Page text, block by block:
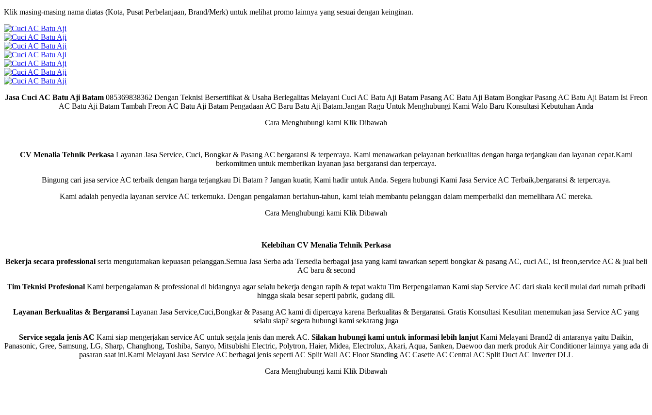
Klik masing-masing nama diatas (Kota, Pusat Perbelanjaan, Brand/Merk) untuk melihat promo lainnya yang sesuai dengan keinginan.
Jasa Cuci AC Batu Aji Batam 085369838362 Dengan Teknisi Bersertifikat & Usaha Berlegalitas Melayani Cuci AC Batu Aji Batam Pasang AC Batu Aji Batam Bongkar Pasang AC Batu Aji Batam Isi Freon
AC Batu Aji Batam Tambah Freon AC Batu Aji Batam Pengadaan AC Baru Batu Aji Batam.Jangan Ragu Untuk Menghubungi Kami Walo Baru Konsultasi Kebutuhan Anda
Cara Menghubungi kami Klik Dibawah
CV Menalia Tehnik Perkasa Layanan Jasa Service, Cuci, Bongkar & Pasang AC bergaransi & terpercaya. Kami menawarkan pelayanan berkualitas dengan harga terjangkau dan layanan cepat.Kami
berkomitmen untuk memberikan layanan jasa bergaransi dan terpercaya.
Bingung cari jasa service AC terbaik dengan harga terjangkau Di Batam ? Jangan kuatir, Kami hadir untuk Anda. Segera hubungi Kami Jasa Service AC Terbaik,bergaransi & terpercaya.
Kami adalah penyedia layanan service AC terkemuka. Dengan pengalaman bertahun-tahun, kami telah membantu pelanggan dalam memperbaiki dan memelihara AC mereka.
Cara Menghubungi kami Klik Dibawah
Kelebihan CV Menalia Tehnik Perkasa
Bekerja secara professionalserta mengutamakan kepuasan pelanggan.Semua Jasa Serba ada Tersedia berbagai jasa yang kami tawarkan seperti bongkar & pasang AC, cuci AC, isi freon,service AC & jual beli
AC baru & second
Tim Teknisi Profesional Kami berpengalaman & professional di bidangnya agar selalu bekerja dengan rapih & tepat waktu Tim Berpengalaman Kami siap Service AC dari skala kecil mulai dari rumah pribadi
hingga skala besar seperti pabrik, gudang dll.
Layanan Berkualitas & Bergaransi Layanan Jasa Service,Cuci,Bongkar & Pasang AC kami di dipercaya karena Berkualitas & Bergaransi. Gratis Konsultasi Kesulitan menemukan jasa Service AC yang
selalu siap? segera hubungi kami sekarang juga
Service segala jenis AC Kami siap mengerjakan service AC untuk segala jenis dan merek AC. Silakan hubungi kami untuk informasi lebih lanjut Kami Melayani Brand2 di antaranya yaitu Daikin,
Panasonic, Gree, Samsung, LG, Sharp, Changhong, Toshiba, Sanyo, Mitsubishi Electric, Polytron, Haier, Midea, Electrolux, Akari, Aqua, Sanken, Daewoo dan merk produk Air Conditioner lainnya yang ada di
pasaran saat ini.Kami Melayani Jasa Service AC berbagai jenis seperti AC Split Wall AC Floor Standing AC Casette AC Central AC Split Duct AC Inverter DLL
Cara Menghubungi kami Klik Dibawah